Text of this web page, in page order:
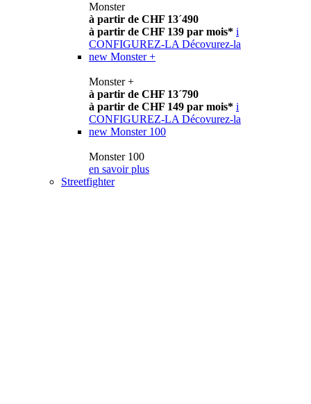
Monster
à partir de CHF 13´490
à partir de CHF 139 par mois* i
CONFIGUREZ-LA Décovurez-la
new Monster +
Monster +
à partir de CHF 13´790
à partir de CHF 149 par mois* i
CONFIGUREZ-LA Décovurez-la
new Monster 100
Monster 100
en savoir plus
Streetfighter